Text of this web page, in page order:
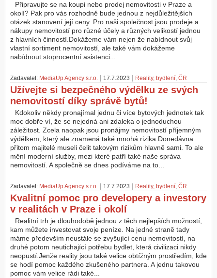
Připravujte se na koupi nebo prodej nemovitosti v Praze a
okolí? Pak pro vás rozhodně bude jednou z nejdůležitějších
otázek stanovení její ceny. Pro naši společnost jsou prodeje a
nákupy nemovitostí pro různé účely a různých velikostí jednou
z hlavních činností.Dokážeme vám nejen že nabídnout svůj
vlastní sortiment nemovitostí, ale také vám dokážeme
nabídnout stoprocentní asistenci...
Zadavatel: MediaUp Agency s.r.o. | 17.7.2023 | Reality, bydlení, ČR
Užívejte si bezpečného výdělku ze svých
nemovitostí díky správě bytů!
Kdokoliv někdy pronajímal jednu či více bytových jednotek tak
moc dobře ví, že se nejedná ani zdaleka o jednoduchou
záležitost. Zcela naopak jsou pronájmy nemovitostí příjemným
výdělkem, který ale znamená také mnohá rizika.Donedávna
přitom majitelé museli čelit takovým rizikům hlavně sami. To ale
mění moderní služby, mezi které patří také naše správa
nemovitostí. A společně se dnes podíváme na to...
Zadavatel: MediaUp Agency s.r.o. | 17.7.2023 | Reality, bydlení, ČR
Kvalitní pomoc pro developery a investory
v realitách v Praze i okolí
Realitní trh je dlouhodobě jednou z těch nejlepších možností,
kam můžete investovat svoje peníze. Na jedné straně tady
máme především neustále se zvyšující cenu nemovitostí, na
druhé potom neutichající potřebu bydlet, která civilizaci nikdy
neopustí.Jenže reality jsou také velice obtížným prostředím, kde
se hodí pomoc každého zkušeného partnera. A jednu takovou
pomoc vám velice rádi také...